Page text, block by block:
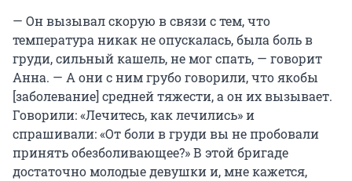
— Он вызывал скорую в связи с тем, что
температура никак не опускалась, была боль в
груди, сильный кашель, не мог спать, — говорит
Анна. — А они с ним грубо говорили, что якобы
[заболевание] средней тяжести, а он их вызывает.
Говорили: «Лечитесь, как лечились» и
спрашивали: «От боли в груди вы не пробовали
принять обезболивающее?» В этой бригаде
достаточно молодые девушки и, мне кажется,